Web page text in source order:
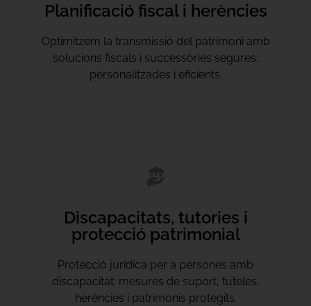
Planificació fiscal i herències
Optimitzem la transmissió del patrimoni amb
solucions fiscals i successòries segures,
personalitzades i eficients.
Discapacitats, tutories i
protecció patrimonial
Protecció jurídica per a persones amb
discapacitat: mesures de suport, tuteles,
herències i patrimonis protegits.